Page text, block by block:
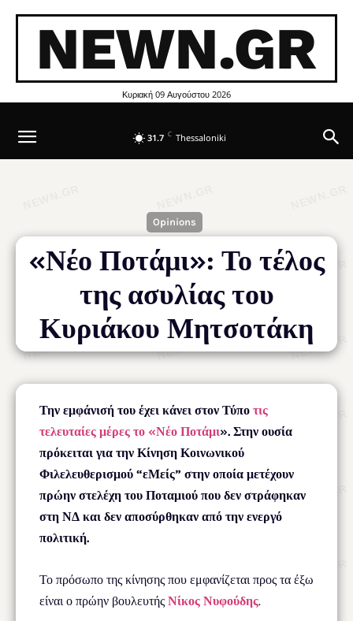
NEWN.GR
Κυριακή 09 Αυγούστου 2026
31.7 C Thessaloniki
Opinions
«Νέο Ποτάμι»: Το τέλος
της ασυλίας του
Κυριάκου Μητσοτάκη
Την εμφάνισή του έχει κάνει στον Τύπο τις
τελευταίες μέρες το «Νέο Ποτάμι». Στην ουσία
πρόκειται για την Κίνηση Κοινωνικού
Φιλελευθερισμού “εΜείς” στην οποία μετέχουν
πρώην στελέχη του Ποταμιού που δεν στράφηκαν
στη ΝΔ και δεν αποσύρθηκαν από την ενεργό
πολιτική.
Το πρόσωπο της κίνησης που εμφανίζεται προς τα έξω
είναι ο πρώην βουλευτής Νίκος Νυφούδης.